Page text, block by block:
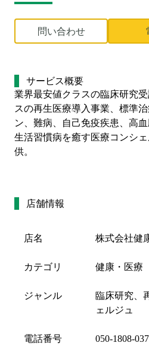
問い合わせ
サービス概要
業界最安値クラスの臨床研究
スの再生医療導入事業、標準
ン、難病、自己免疫疾患、高
生活習慣病を癒す医療コンシ
供。
店舗情報
店名 株式会社健
カテゴリ 健康・医療
ジャンル
臨床研究、
ェルジュ
電話番号 050-1808-